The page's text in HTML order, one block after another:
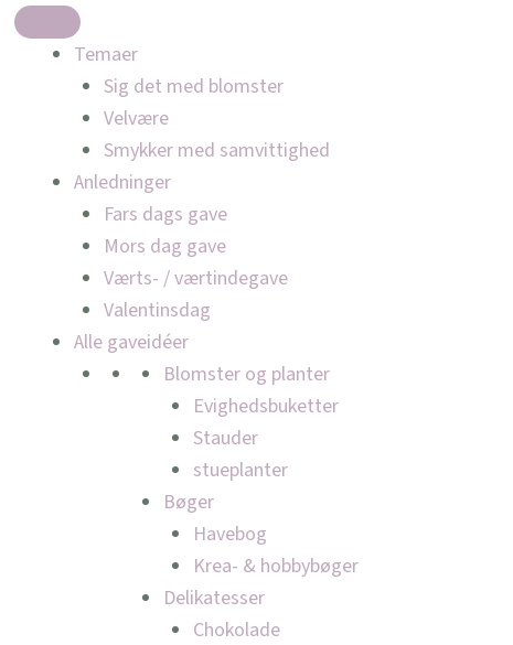
Temaer
Sig det med blomster
Velvære
Smykker med samvittighed
Anledninger
Fars dags gave
Mors dag gave
Værts- / værtindegave
Valentinsdag
Alle gaveidéer
Blomster og planter
Evighedsbuketter
Stauder
stueplanter
Bøger
Havebog
Krea- & hobbybøger
Delikatesser
Chokolade